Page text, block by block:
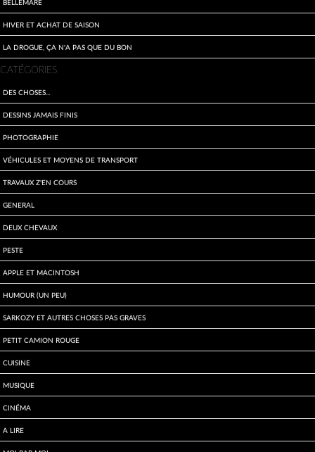
Hiver et achat de saison
La drogue, ça n'a pas que du bon
CATÉGORIES
Des choses...
Dessins jamais finis
Photographie
Véhicules et moyens de transport
travaux z'en cours
General
Deux Chevaux
Peste
Apple et Macintosh
Humour (un peu)
Sarkozy et autres choses pas graves
Petit Camion Rouge
Cuisine
Musique
Cinéma
A lire